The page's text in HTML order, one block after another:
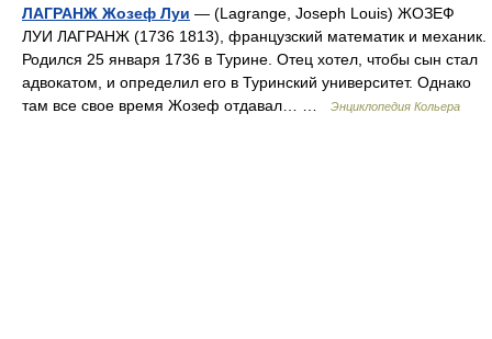
ЛАГРАНЖ Жозеф Луи — (Lagrange, Joseph Louis) ЖОЗЕФ
ЛУИ ЛАГРАНЖ (1736 1813), французский математик и механик.
Родился 25 января 1736 в Турине. Отец хотел, чтобы сын стал
адвокатом, и определил его в Туринский университет. Однако
там все свое время Жозеф отдавал… …
Энциклопедия Кольера